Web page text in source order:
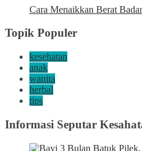
Cara Menaikkan Berat
Topik Populer
kesehatan
anak
wanita
herbal
tips
Informasi Seputar